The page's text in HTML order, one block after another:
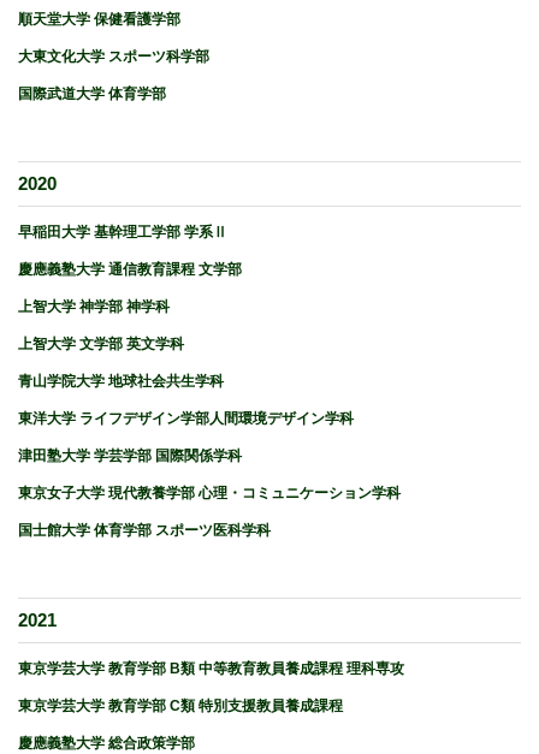
順天堂大学 保健看護学部
大東文化大学 スポーツ科学部
国際武道大学 体育学部
2020
早稲田大学 基幹理工学部 学系Ⅱ
慶應義塾大学 通信教育課程 文学部
上智大学 神学部 神学科
上智大学 文学部 英文学科
青山学院大学 地球社会共生学科
東洋大学 ライフデザイン学部人間環境デザイン学科
津田塾大学 学芸学部 国際関係学科
東京女子大学 現代教養学部 心理・コミュニケーション学科
国士館大学 体育学部 スポーツ医科学科
2021
東京学芸大学 教育学部 B類 中等教育教員養成課程 理科専攻
東京学芸大学 教育学部 C類 特別支援教員養成課程
慶應義塾大学 総合政策学部